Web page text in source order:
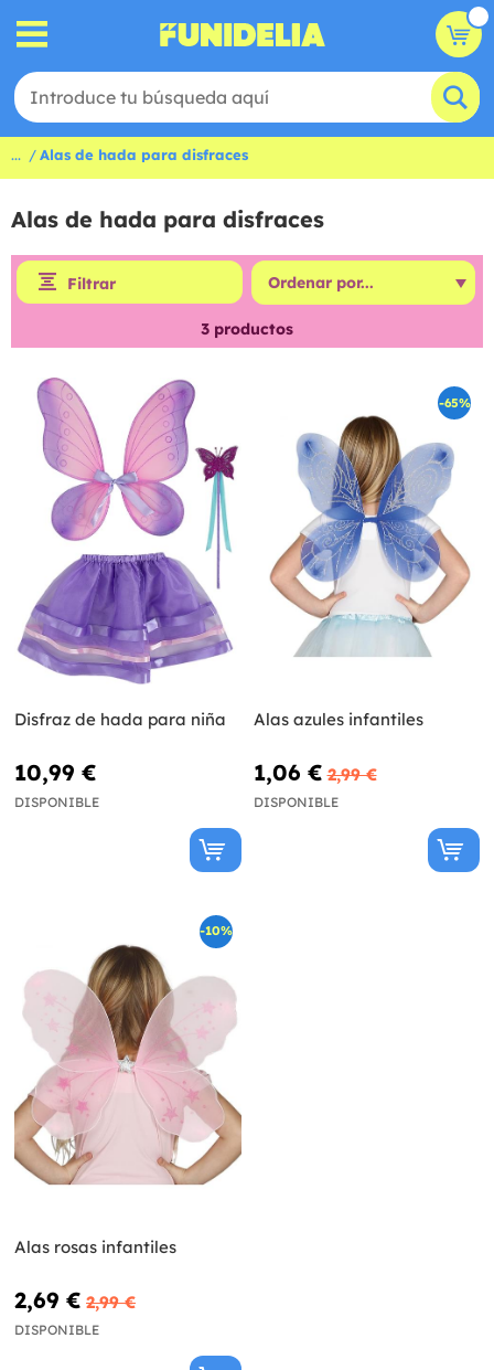
... Alas de hada para disfraces
Alas de hada para disfraces
Filtrar
3 productos
Disfraz de hada para niña
10,99 €
DISPONIBLE
-65%
Alas azules infantiles
1,06 € 2,99 €
DISPONIBLE
-10%
Alas rosas infantiles
2,69 € 2,99 €
DISPONIBLE